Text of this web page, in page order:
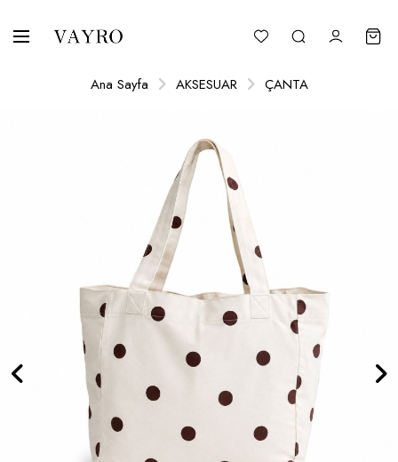
Ana Sayfa AKSESUAR ÇANTA